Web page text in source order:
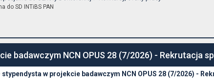
do SD INTiBS PAN
badawczym NCN OPUS 28 (7/2026) - Rekrutacja
w projekcie badawczym NCN OPUS 28 (7/2026) -